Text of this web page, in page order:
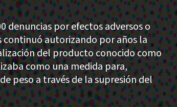
denuncias por efectos adversos o
continuó autorizando por años la
del producto conocido como
como una medida para,
peso a través de la supresión del